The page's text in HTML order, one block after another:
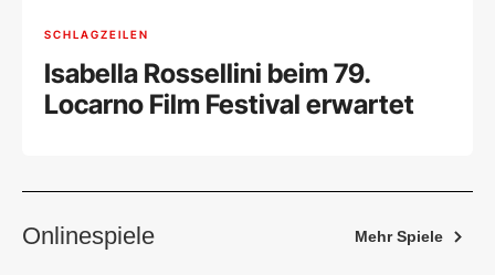
SCHLAGZEILEN
Isabella Rossellini beim 79.
Locarno Film Festival erwartet
Onlinespiele Mehr Spiele